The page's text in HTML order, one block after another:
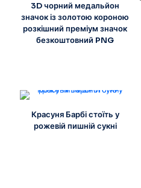
3D чорний медальйон
значок із золотою короною
розкішний преміум значок
безкоштовний PNG
Красуня Барбі стоїть у
рожевій пишній сукні